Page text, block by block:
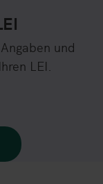
und
LEI.